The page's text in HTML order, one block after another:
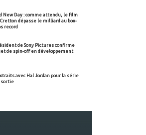
New Day : comme attendu, le film
dépasse le milliard au box-
record
de Sony Pictures confirme
de spin-off en développement
avec Hal Jordan pour la série
sortie